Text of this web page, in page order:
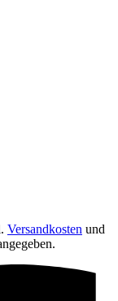
Versandkosten und